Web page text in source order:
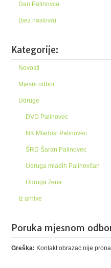
Dan Palinovca
(bez naslova)
Kategorije:
Novosti
Mjesni odbor
Udruge
DVD Palinovec
NK Mladost Palinovec
ŠRD Šaran Palinovec
Udruga mladih Palinovčan
Udruga žena
Iz arhive
Poruka mjesnom
Greška: Kontakt obrazac nije